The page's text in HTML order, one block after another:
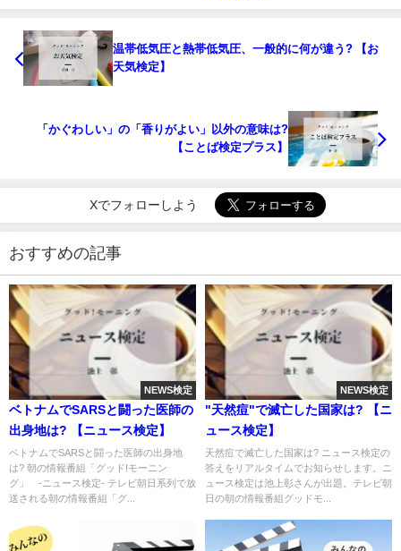
温帯低気圧と熱帯低気圧、一般的に何が違う? 【お
天気検定】
「かぐわしい」の「香りがよい」以外の意味は?
【ことば検定プラス】
Xでフォローしよう
おすすめの記事
NEWS検定
ベトナムでSARSと闘った医師の
出身地は? 【ニュース検定】
ベトナムでSARSと闘った医師の出身地
は? 朝の情報番組「グッド!モーニン
グ」 -ニュース検定- テレビ朝日系列で放
送される朝の情報番組「グ...
NEWS検定
"天然痘"で滅亡した国家は? 【ニ
ュース検定】
天然痘で滅亡した国家は? ニュース検定の
答えをリアルタイムでお知らせします。ニ
ュース検定は池上彰さんが出題。テレビ朝
日の朝の情報番組グッドモ...